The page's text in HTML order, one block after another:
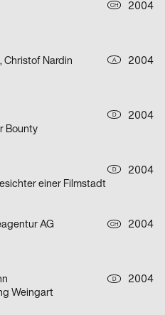
CH
2004
Christof Nardin A
2004
D
2004
Bounty
D
2004
einer Filmstadt
AG CH
2004
D
2004
Weingart